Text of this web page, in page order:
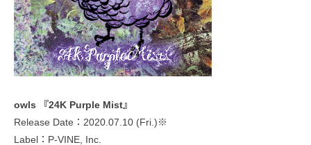
owls 『24K Purple Mist』
Release Date：2020.07.10 (Fri.)※
Label：P-VINE, Inc.